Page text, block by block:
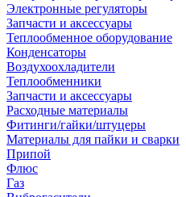
Электронные регуляторы
Запчасти и аксессуары
Теплообменное оборудование
Конденсаторы
Воздухоохладители
Теплообменники
Запчасти и аксессуары
Расходные материалы
Фитинги/гайки/штуцеры
Материалы для пайки и сварки
Припой
Флюс
Газ